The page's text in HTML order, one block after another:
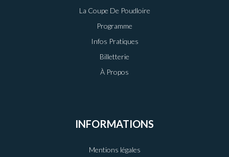
La Coupe De Poudloire
Programme
Infos Pratiques
Billetterie
À Propos
INFORMATIONS
Mentions légales